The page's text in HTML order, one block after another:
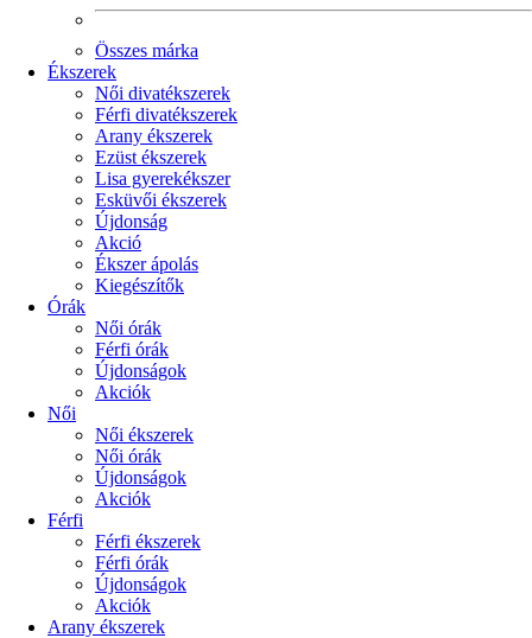
Összes márka
Ékszerek
Női divatékszerek
Férfi divatékszerek
Arany ékszerek
Ezüst ékszerek
Lisa gyerekékszer
Esküvői ékszerek
Újdonság
Akció
Ékszer ápolás
Kiegészítők
Órák
Női órák
Férfi órák
Újdonságok
Akciók
Női
Női ékszerek
Női órák
Újdonságok
Akciók
Férfi
Férfi ékszerek
Férfi órák
Újdonságok
Akciók
Arany ékszerek